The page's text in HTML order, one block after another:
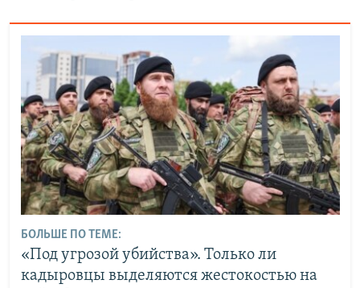
БОЛЬШЕ ПО ТЕМЕ:
«Под угрозой убийства». Только ли
кадыровцы выделяются жестокостью на